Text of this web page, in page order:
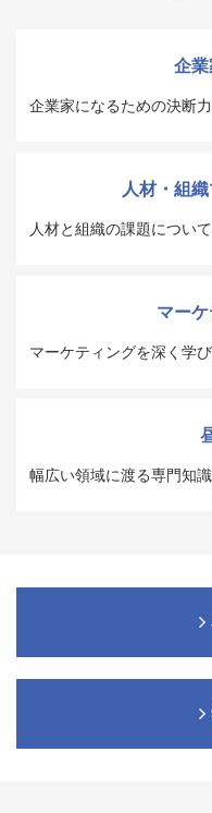
企業
企業家になるための決断
人材・組
人材と組織の課題につい
マー
マーケティングを深く学
幅広い領域に渡る専門知